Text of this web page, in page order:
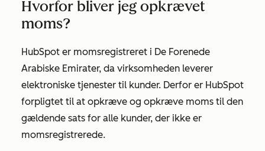
Hvorfor bliver jeg opkrævet
moms?
HubSpot er momsregistreret i De Forenede
Arabiske Emirater, da virksomheden leverer
elektroniske tjenester til kunder. Derfor er HubSpot
forpligtet til at opkræve og opkræve moms til den
gældende sats for alle kunder, der ikke er
momsregistrerede.